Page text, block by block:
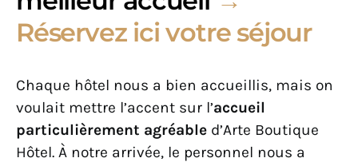
Réservez ici votre séjour
Chaque hôtel nous a bien accueillis, mais on
voulait mettre l’accent sur l’accueil
particulièrement agréable d’Arte Boutique
Hôtel. À notre arrivée, le personnel nous a